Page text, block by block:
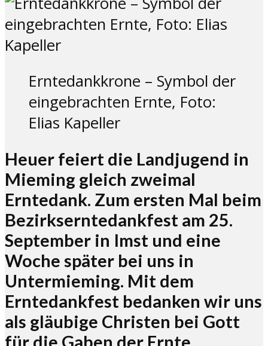
Erntedankkrone – Symbol der
eingebrachten Ernte, Foto:
Elias Kapeller
Heuer feiert die Landjugend in
Mieming gleich zweimal
Erntedank. Zum ersten Mal beim
Bezirkserntedankfest am 25.
September in Imst und eine
Woche später bei uns in
Untermieming. Mit dem
Erntedankfest bedanken wir uns
als gläubige Christen bei Gott
für die Gaben der Ernte.